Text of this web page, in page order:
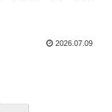
2026.07.09